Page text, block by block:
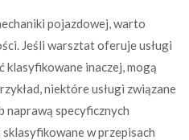
pojazdowej, warto
Jeśli warsztat oferuje usługi
klasyfikowane inaczej, mogą
niektóre usługi związane
naprawą specyficznych
w przepisach